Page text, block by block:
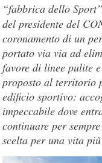
“fabbrica dello
del presidente del
coronamento di un
portato via via ad
favore di linee pulite
proposto al territorio
edificio sportivo:
impeccabile dove
continuare per
scelta per una vita